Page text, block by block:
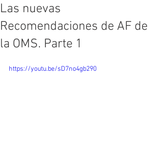
Las nuevas
Recomendaciones de AF de
la OMS. Parte 1
https://youtu.be/sD7no4gb290